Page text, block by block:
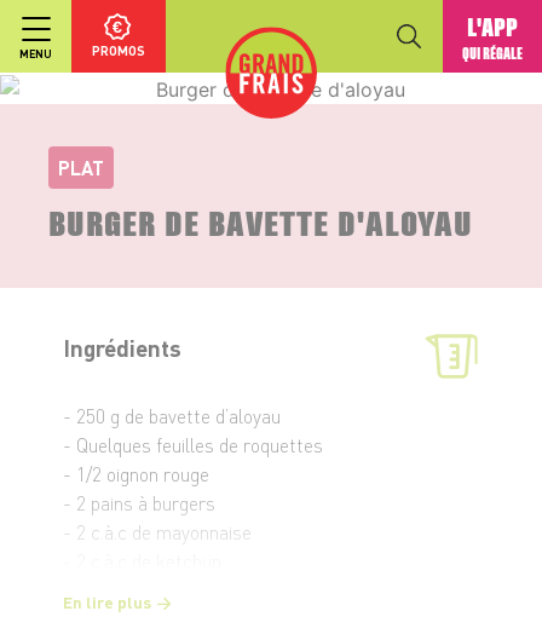
MENU PROMOS
L'APP
QUI RÉGALE
PLAT
BURGER DE BAVETTE D'ALOYAU
Ingrédients
- 250 g de bavette d’aloyau
- Quelques feuilles de roquettes
- 1/2 oignon rouge
- 2 pains à burgers
- 2 c.à.c de mayonnaise
- Poivre
En lire plus